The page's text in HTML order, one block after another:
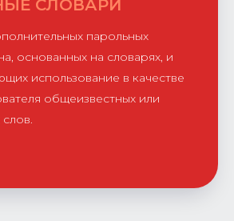
СЛОВАРИ
парольных
основанных на словарях, и
использование в качестве
общеизвестных или